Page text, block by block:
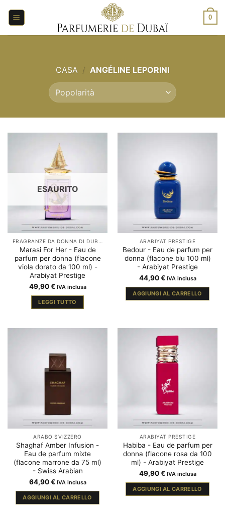
0
CASA / ANGÉLINE LEPORINI
ESAURITO
Marasi For Her - Eau de
parfum per donna (flacone
viola dorato da 100 ml) -
Arabiyat Prestige
49,90€ IVA inclusa
LEGGI TUTTO
ARABIYAT PRESTIGE
Bedour - Eau de parfum per
donna (flacone blu 100 ml)
- Arabiyat Prestige
44,90€ IVA inclusa
AGGIUNGI AL CARRELLO
ARABO SVIZZERO
Shaghaf Amber Infusion -
Eau de parfum mixte
(flacone marrone da 75 ml)
- Swiss Arabian
64,90€ IVA inclusa
AGGIUNGI AL CARRELLO
ARABIYAT PRESTIGE
Habiba - Eau de parfum per
donna (flacone rosa da 100
ml) - Arabiyat Prestige
49,90€ IVA inclusa
AGGIUNGI AL CARRELLO